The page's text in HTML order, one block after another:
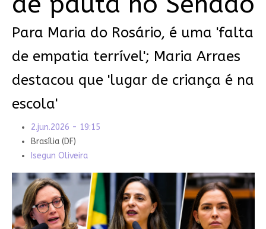
Para Maria do Rosário, é uma 'falta
de empatia terrível'; Maria Arraes
destacou que 'lugar de criança é na
escola'
2.jun.2026 - 19:15
Brasília (DF)
Isegun Oliveira